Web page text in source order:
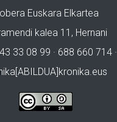
Euskara Elkartea
kalea 11, Hernani
33 08 99 · 688 660 714 ·